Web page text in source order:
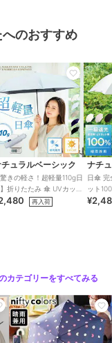
、
(60c
ック(65
/晴雨
のおすすめ
チュラルベーシック
驚きの軽さ！超軽量110g日
折りたたみ 傘 UVカット
高遮光再入荷
ナチ
日傘
ット
風仕様
カテゴリーをすべてみる